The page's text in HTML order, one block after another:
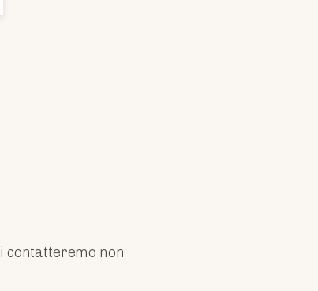
contatteremo non